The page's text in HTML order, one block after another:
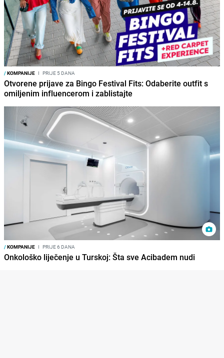
/KOMPANIJE I PRIJE 5 DANA
Otvorene prijave za Bingo Festival Fits: Odaberite outfit s
omiljenim influencerom i zablistajte
/KOMPANIJE I PRIJE 6 DANA
Onkološko liječenje u Turskoj: Šta sve Acibadem nudi